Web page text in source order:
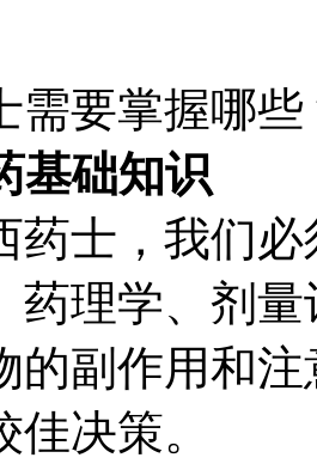
需要掌握哪些
基础知识
药士，我们
药理学、剂
的副作用和
决策。